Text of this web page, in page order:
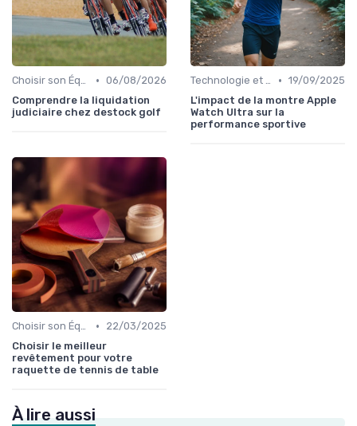
Choisir son Équipement Sportif • 06/08/2026
Comprendre la liquidation
judiciaire chez destock golf
Technologie et Gadgets de Sport • 19/09/2025
L'impact de la montre Apple
Watch Ultra sur la
performance sportive
Choisir son Équipement Sportif •
22/03/2025
Choisir le meilleur
revêtement pour votre
raquette de tennis de table
À lire aussi